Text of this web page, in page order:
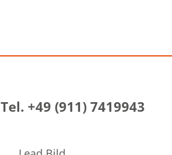
Tel. +49 (911) 7419943